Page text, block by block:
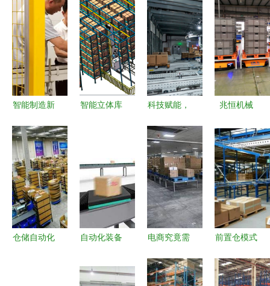
智能制造新
阀门集团参
观风涌智能
球阀自动化
装配线与物
流仓储自动
化设备
智能立体库
科技赋能，
州物流中心
实现数智化
升级
兆恒机械
物流无人仓
库震撼亮
相，引领仓
储自动化新
浪潮
仓储自动化
自动化装备
更加智能高
电商究竟需
流服务？
前置仓模式
化 新零售